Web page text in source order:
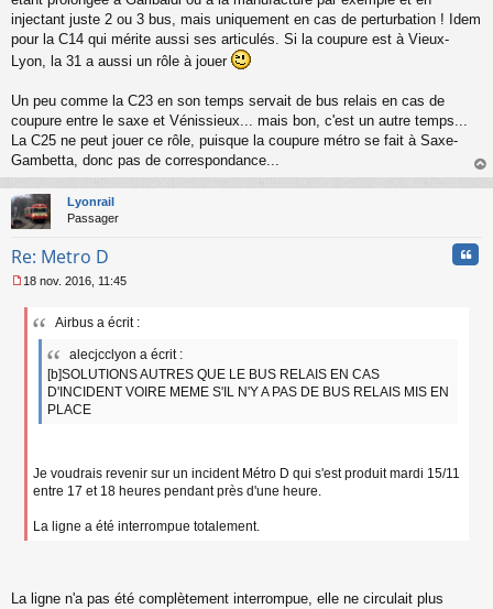
g
e
n
o
u
injectant juste 2 ou 3 bus, mais uniquement en cas de perturbation ! Idem
pour la C14 qui mérite aussi ses articulés. Si la coupure est à Vieux-
Lyon, la 31 a aussi un rôle à jouer
Un peu comme la C23 en son temps servait de bus relais en cas de
coupure entre le saxe et Vénissieux... mais bon, c'est un autre temps...
La C25 ne peut jouer ce rôle, puisque la coupure métro se fait à Saxe-
Gambetta, donc pas de correspondance...
au
Lyonrail
Passager
Re: Metro D
e
18 nov. 2016, 11:45
Airbus a écrit :
alecjcclyon a écrit :
[b]SOLUTIONS AUTRES QUE LE BUS RELAIS EN CAS
D'INCIDENT VOIRE MEME S'IL N'Y A PAS DE BUS RELAIS MIS EN
PLACE
Je voudrais revenir sur un incident Métro D qui s'est produit mardi 15/11
entre 17 et 18 heures pendant près d'une heure.
La ligne a été interrompue totalement.
La ligne n'a pas été complètement interrompue, elle ne circulait plus